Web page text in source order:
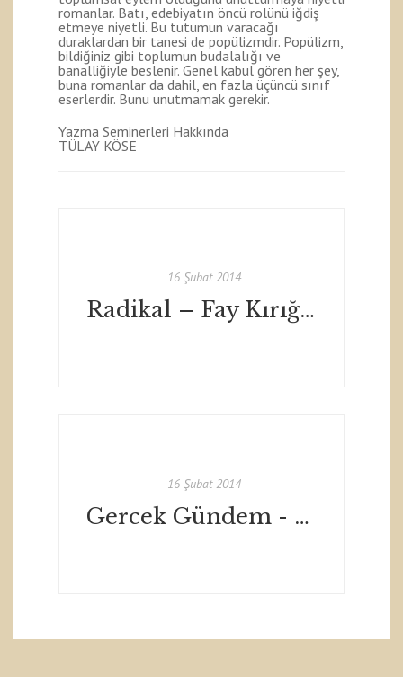
romanlar. Batı, edebiyatın öncü rolünü iğdiş
etmeye niyetli. Bu tutumun varacağı
duraklardan bir tanesi de popülizmdir. Popülizm,
bildiğiniz gibi toplumun budalalığı ve
banalliğiyle beslenir. Genel kabul gören her şey,
buna romanlar da dahil, en fazla üçüncü sınıf
eserlerdir. Bunu unutmamak gerekir.
Yazma Seminerleri Hakkında
TÜLAY KÖSE
16 Şubat 2014
Radikal – Fay Kırığı Üçlemesi
16 Şubat 2014
Gercek Gündem - Eylül 2011